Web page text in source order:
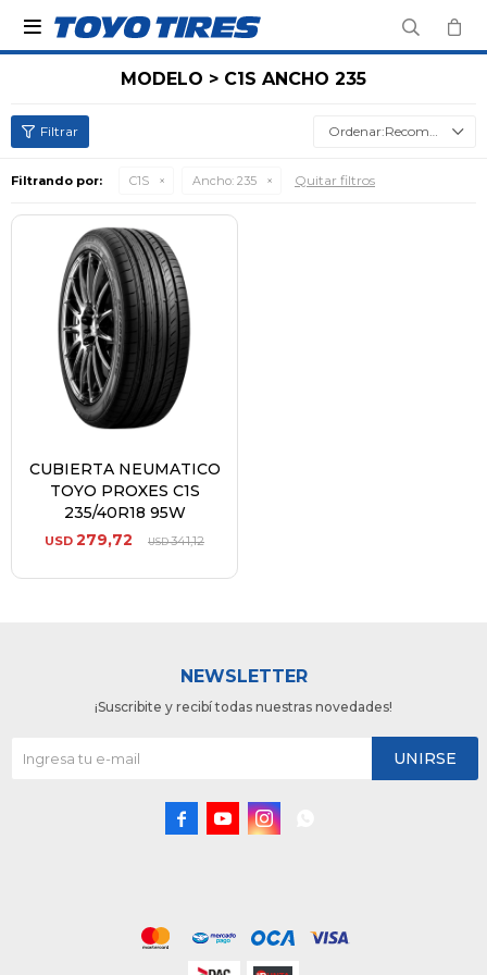

MODELO > C1S ANCHO 235
Recomendados
Filtrando por: C1S Ancho: 235 Quitar filtros
CUBIERTA NEUMATICO
TOYO PROXES C1S
235/40R18 95W
USD 279,72 USD341,12
NEWSLETTER
¡Suscribite y recibí todas nuestras novedades!
UNIRSE
  